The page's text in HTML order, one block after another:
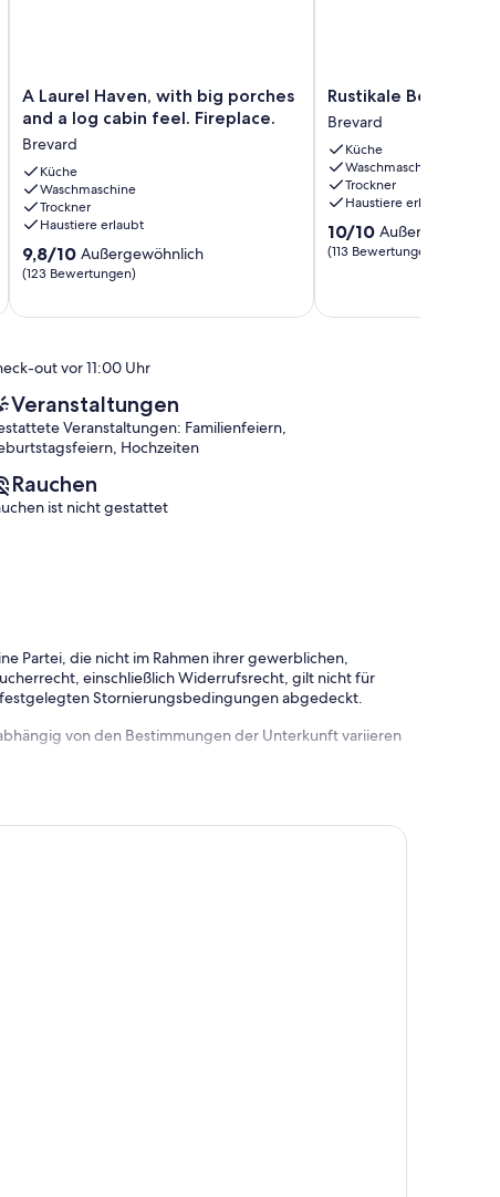
A
Laurel
with
big
porches
and
a
log
cabin
Fireplace.
A Laurel Haven, with big porches
and a log cabin feel. Fireplace.
Brevard
Küche
Waschmaschine
Trockner
Haustiere erlaubt
9.8
von
9,8/10 Außergewöhnlich
(123 Bewertungen)
Rustikale
Berghütte
Brevard
Rustikale Berghütte
Brevard
Küche
Waschmaschine
Trockner
Haustiere erlaubt
10.0
von
10/10
(113 Bewertungen)
out vor 11:00 Uhr
Veranstaltungen
Veranstaltungen: Familienfeiern,
Hochzeiten
Rauchen
ist nicht gestattet
Partei, die nicht im Rahmen ihrer gewerblichen,
einschließlich Widerrufsrecht, gilt nicht für
Stornierungsbedingungen abgedeckt.
von den Bestimmungen der Unterkunft variieren